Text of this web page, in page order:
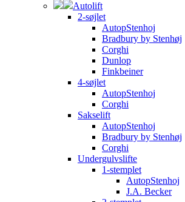
Autolift
2-søjlet
AutopStenhoj
Bradbury by Stenhøj
Corghi
Dunlop
Finkbeiner
4-søjlet
AutopStenhoj
Corghi
Sakselift
AutopStenhoj
Bradbury by Stenhøj
Corghi
Undergulvslifte
1-stemplet
AutopStenhoj
J.A. Becker